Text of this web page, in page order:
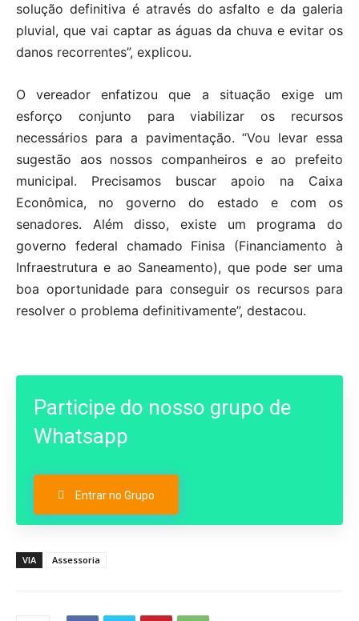
solução definitiva é através do asfalto e da galeria
pluvial, que vai captar as águas da chuva e evitar os
danos recorrentes”, explicou.
O vereador enfatizou que a situação exige um
esforço conjunto para viabilizar os recursos
necessários para a pavimentação. “Vou levar essa
sugestão aos nossos companheiros e ao prefeito
municipal. Precisamos buscar apoio na Caixa
Econômica, no governo do estado e com os
senadores. Além disso, existe um programa do
governo federal chamado Finisa (Financiamento à
Infraestrutura e ao Saneamento), que pode ser uma
boa oportunidade para conseguir os recursos para
resolver o problema definitivamente”, destacou.
Participe do nosso grupo de
Whatsapp
Entrar no Grupo
VIA Assessoria